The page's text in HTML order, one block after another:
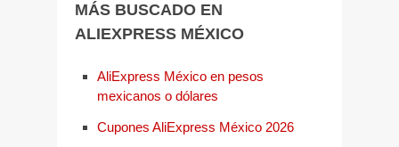
MÁS BUSCADO EN
ALIEXPRESS MÉXICO
AliExpress México en pesos
mexicanos o dólares
Cupones AliExpress México 2026